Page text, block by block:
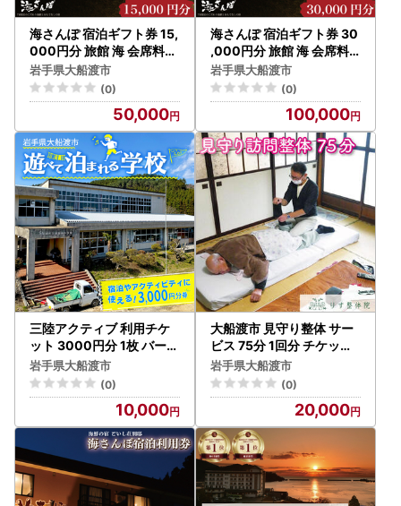
海さんぽ 宿泊ギフト券 15,
000円分 旅館 海 会席料理
魚介類 海鮮 絶景 宿泊券 旅
館 ホテル Hotel stay 宿泊
旅行 観光 trip チケット tic
ket ちけっと 大船渡 岩手
県 三陸
岩手県大船渡市
(0)
50,000
海さんぽ 宿泊ギフト券 30
,000円分 旅館 海 会席料
理 魚介類 海鮮 絶景 宿泊券
旅館 ホテル Hotel stay 宿
泊 旅行 観光 trip チケット
ticket ちけっと 大船渡 岩
手県 三陸
岩手県大船渡市
(0)
100,000
三陸アクティブ 利用チケ
ット 3000円分 1枚 バーベ
キュー コーヒー豆焙煎体
験 郷土料理作り体験 など
利用券 宿泊券 BBQ 旅館 ホ
テル Hotel stay 宿泊 旅行
観光 trip チケット ticket
ちけっと 大船渡 岩手県 三
陸
岩手県大船渡市
(0)
10,000
大船渡市 見守り整体 サー
ビス 75分 1回分 チケット t
icket 見守り プレゼント ギ
フト お楽しみ会 贈答品 退
職 内祝い 父の日 母の日 敬
老の日 大船渡 岩手県 三陸
岩手県大船渡市
(0)
20,000